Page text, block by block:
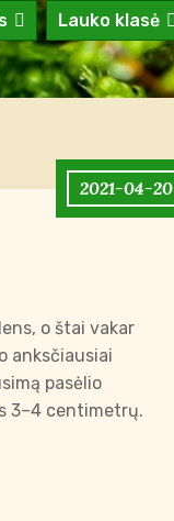
Lauko klasė
2021-04-20
o štai vakar
anksčiausiai
pasėlio
3–4 centimetrų.